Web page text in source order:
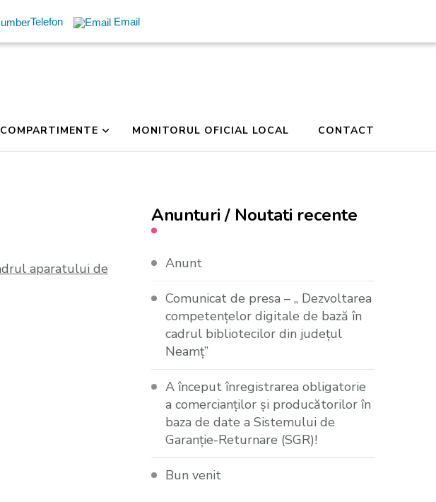
Telefon Email
COMPARTIMENTE MONITORUL OFICIAL LOCAL CONTACT
aparatului de
Anunturi / Noutati recente
Anunt
Comunicat de presa – ,, Dezvoltarea
competențelor digitale de bază în
cadrul bibliotecilor din județul
Neamț”
A început înregistrarea obligatorie
a comercianților și producătorilor în
baza de date a Sistemului de
Garanție-Returnare (SGR)!
Bun venit